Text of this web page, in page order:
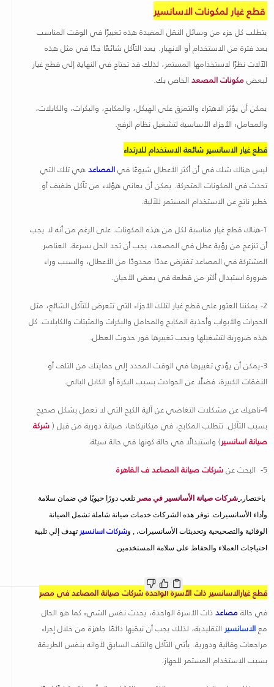
قطع غيار لمكونات الاسانسير
يتطلب كل جزء من وسائل النقل المفيدة هذه تغييرًا في الوقت المناسب
بعد فترة من الاستخدام أو الانهيار. يعد التآكل شائعًا جدًا في مثل هذه
الآلات نظرًا لاستخدامها المستمر، لذلك قد تحتاج في النهاية إلى قطع غيار
لبعضمكونات المصعد الخاص بك.
يمكن أن يؤثر الاهتراء والتمزق على الهيكل، والمكابح، والبكرات، والكابلات،
والمحامل؛ الأجزاء الأساسية لتشغيل نظام الرفع.
قطع غيار الاسانسير شائعة الاستخدام للارتداء
ليس هناك شك في أن أكثر الأعطال شيوعًا فيالمصاعدهي تلك التي
تحدث في المكونات المتحركة. يمكن أن يعاني هؤلاء من تآكل طفيف أو
خطير ناتج عن الاستخدام المستمر للآلية.
1-هناك قطع غيار مناسبة لكل من هذه المكونات. على الرغم من أنه لا يجب
أن تنزعج من رؤية عطل في المصعد، يجب أن تجد الحل بسرعة. العناصر
المشتركة في المصاعد تفترض عددًا محدودًا من الأعطال، والسبب وراء
ضرورة استبدال أكثر من قطعة في بعض الأحيان.
2- يمكننا العثور على قطع غيار لتلك الأجزاء التي تتعرض للتآكل الشائع، مثل
الحجرات والأبواب وأحذية المكابح والمحامل والبكرات والمثبتات والكابلات. كل
هذه ضرورية لتشغيلها ويجب تغييرها فور حدوث العطل.
3-يمكن أن يؤدي تغييرها في الوقت المحدد إلى حمايتك من التلف أو
النفقات الكبيرة، فضلًا عن الحوادث بسبب البكرة أو الكابل البالي.
4-ناهيك عن مشكلات التغاضي عن آلية الكبح التي لا تعمل بشكل صحيح
بسبب التآكل. تتطلب المكابح، في ميكانيكاها، صيانة دورية من قبل (شركة
صيانة اسانسير) واستبدالًا في حالة كونها في حالة سيئة.
5- البحث عن
شركات صيانة المصاعد ف القاهرة
باختصار، شركات صيانة الأسانسير في مصر تلعب دورًا حيويًا في ضمان سلامة
وأداء الأسانسيرات. توفر هذه الشركات خدمات صيانة شاملة تشمل الصيانة
الوقائية والتصحيحية وتحديثات الأسانسيرات، , وشركات اسانسير تهدف إلي تلبية
احتياجات العملاء والحفاظ على سلامة المستخدمين.
قطع غيارالاسانسير ذات الأسرة الواحدةشركات صيانة المصاعد فى مصر
في حالةمصاعدذات الأسرة الواحدة، يحدث نفس الشيء كما هو الحال
معالاسانسير التقليدية، لذلك يجب أن نبقيها دائمًا جاهزة من خلال إجراء
مراجعات وقائية ودورية. يأتي التآكل والتلف السابق لأوانه بنفس الطريقة
بسبب الاستخدام المستمر للجهاز.